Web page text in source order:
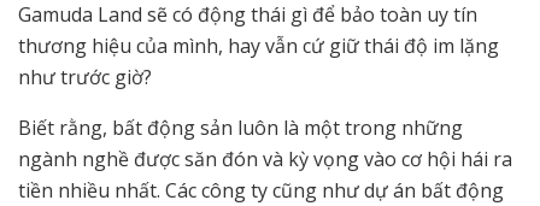
Gamuda Land sẽ có động thái gì để bảo toàn uy tín
thương hiệu của mình, hay vẫn cứ giữ thái độ im lặng
như trước giờ?
Biết rằng, bất động sản luôn là một trong những
ngành nghề được săn đón và kỳ vọng vào cơ hội hái ra
tiền nhiều nhất. Các công ty cũng như dự án bất động